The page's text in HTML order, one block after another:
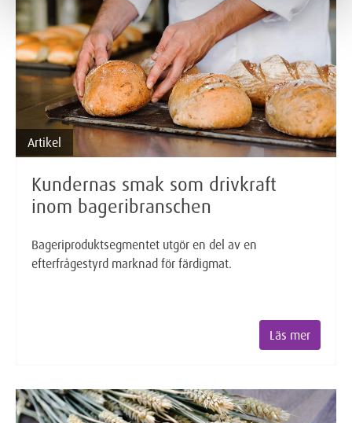
Artikel
Kundernas smak som drivkraft
inom bageribranschen
Bageriproduktsegmentet utgör en del av en
efterfrågestyrd marknad för färdigmat.
Läs mer